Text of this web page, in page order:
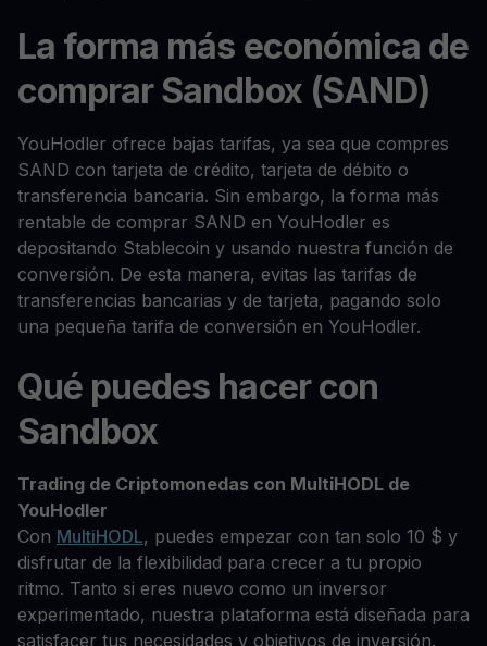
La forma más económica de
comprar Sandbox (SAND)
YouHodler ofrece bajas tarifas, ya sea que compres
SAND con tarjeta de crédito, tarjeta de débito o
transferencia bancaria. Sin embargo, la forma más
rentable de comprar SAND en YouHodler es
depositando Stablecoin y usando nuestra función de
conversión. De esta manera, evitas las tarifas de
transferencias bancarias y de tarjeta, pagando solo
una pequeña tarifa de conversión en YouHodler.
Qué puedes hacer con
Sandbox
Trading de Criptomonedas con MultiHODL de
YouHodler
Con MultiHODL, puedes empezar con tan solo 10 $ y
disfrutar de la flexibilidad para crecer a tu propio
ritmo. Tanto si eres nuevo como un inversor
experimentado, nuestra plataforma está diseñada para
satisfacer tus necesidades y objetivos de inversión.